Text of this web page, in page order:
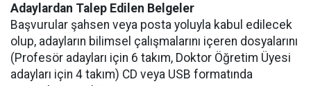
Adaylardan Talep Edilen Belgeler
Başvurular şahsen veya posta yoluyla kabul edilecek
olup, adayların bilimsel çalışmalarını içeren dosyalarını
(Profesör adayları için 6 takım, Doktor Öğretim Üyesi
adayları için 4 takım) CD veya USB formatında